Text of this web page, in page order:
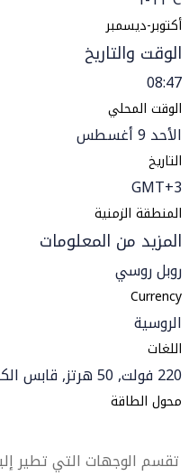
أكتوبر-ديسمبر
الوقت والتاريخ
08:47
الوقت المحلي
الأحد 9 أغسطس
التاريخ
GMT+3
المنطقة الزمنية
المزيد من المعلومات
روبل روسي
Currency
الروسية
اللغات
220 فولت, 50 هرتز, قابس الكهرباء فئة C/F
محول الطاقة
تقسم الوجهات التي تطير إليها فلاي